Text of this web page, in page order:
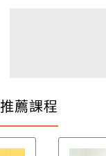
推薦課程